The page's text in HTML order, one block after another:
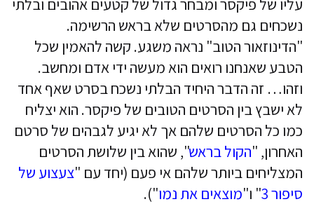
עליו של פיקסר ומבחר גדול של קטעים אהובים ובלתי
נשכחים גם מהסרטים שלא בראש הרשימה.
"הדינוזאור הטוב" נראה משגע. קשה להאמין שכל
הטבע שאנחנו רואים הוא מעשה ידי אדם ומחשב.
וזהו… זה הדבר היחיד הבלתי נשכח בסרט שאף אחד
לא ישבץ בין הסרטים הטובים של פיקסר. הוא יצליח
כמו כל הסרטים שלהם אך לא יגיע לגבהים של סרטם
האחרון, "הקול בראש", שהוא בין שלושת הסרטים
המצליחים ביותר שלהם אי פעם (יחד עם "צעצוע של
סיפור 3 " ו"מוצאים את נמו").